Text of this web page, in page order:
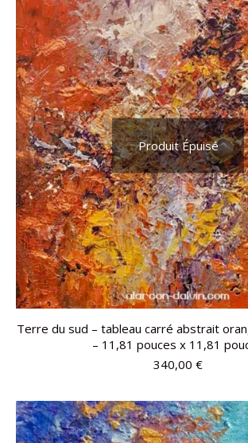
Produit Épuisé
Terre du sud – tableau carré abstrait
– 11,81 pouces x 11,81
340,00 €